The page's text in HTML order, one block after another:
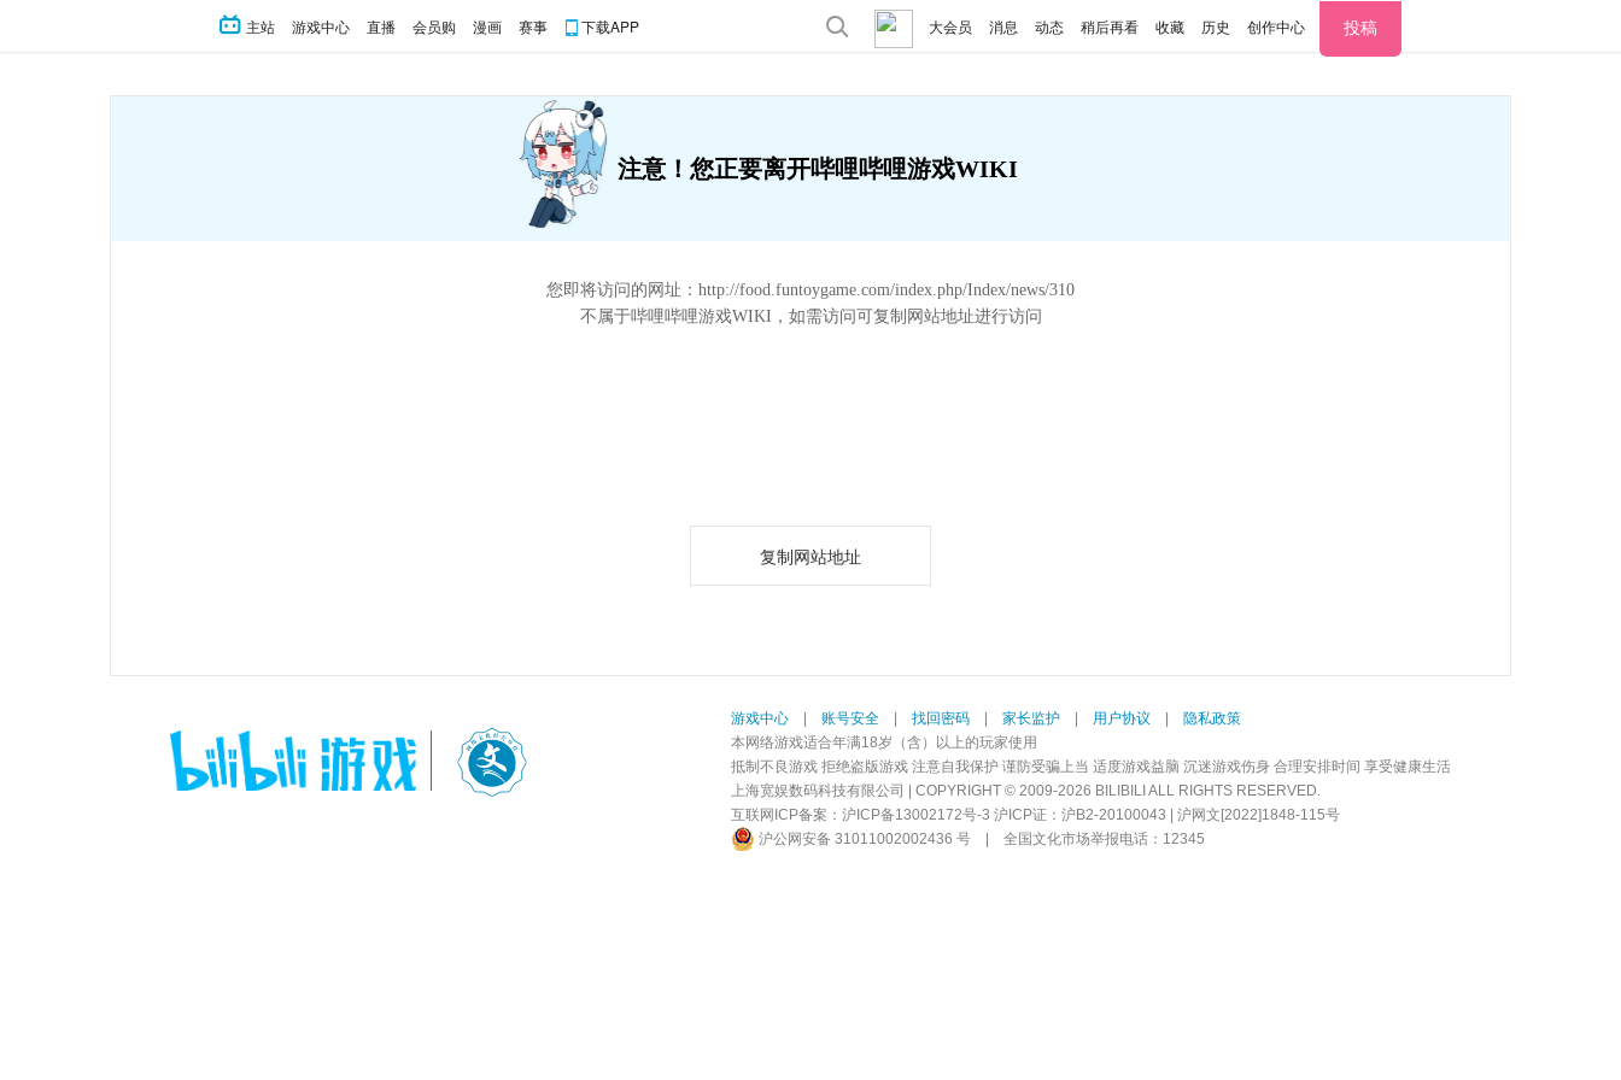
主站 游戏中心 直播 会员购 漫画 赛事 下载APP 大会员 消息 动态 稍后再看 收藏 历史 创作中心 投稿
注意！您正要离开哔哩哔哩游戏WIKI
您即将访问的网址： http://food.funtoygame.com/index.php/Index/news/310
不属于哔哩哔哩游戏WIKI，如需访问可复制网站地址进行访问
复制网站地址
游戏中心 账号安全 找回密码 家长监护 用户协议
隐私政策
本网络游戏适合年满18岁（含）以上的玩家使用
抵制不良游戏 拒绝盗版游戏 注意自我保护 谨防受骗上当 适度游戏益脑 沉迷游戏伤身 合理安排时间 享受健康生活
上海宽娱数码科技有限公司 | COPYRIGHT © 2009-2026 BILIBILI ALL RIGHTS RESERVED.
互联网ICP备案： 沪ICP备13002172号-3 沪ICP证：沪B2-20100043 | 沪网文[2022]1848-115号
沪公网安备 31011002002436 号
全国文化市场举报电话：12345